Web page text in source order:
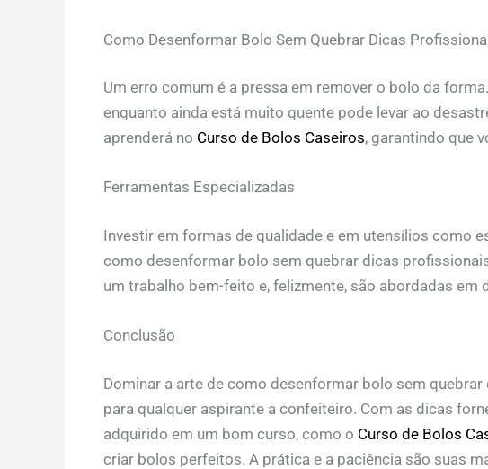
Como Desenformar Bolo Sem Quebrar Dicas
Um erro comum é a pressa em remover o bolo da
enquanto ainda está muito quente pode levar ao
aprenderá no Curso de Bolos Caseiros, garantindo que
Ferramentas Especializadas
Investir em formas de qualidade e em utensílios como
como desenformar bolo sem quebrar dicas
um trabalho bem-feito e, felizmente, são abordadas em
Conclusão
Dominar a arte de como desenformar bolo sem
para qualquer aspirante a confeiteiro. Com as dicas
adquirido em um bom curso, como o Curso de Bolos
criar bolos perfeitos. A prática e a paciência são suas